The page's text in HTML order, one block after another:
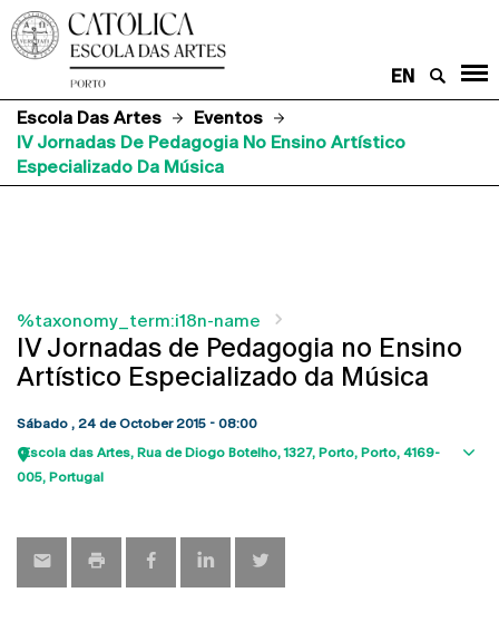
EN
Escola Das Artes
Eventos
IV Jornadas De Pedagogia No Ensino Artístico
Especializado Da Música
%taxonomy_term:i18n-name
IV Jornadas de Pedagogia no Ensino
Artístico Especializado da Música
Sábado , 24 de October 2015 - 08:00
Escola das Artes Rua de Diogo Botelho, 1327 Porto Porto 4169-
005 Portugal